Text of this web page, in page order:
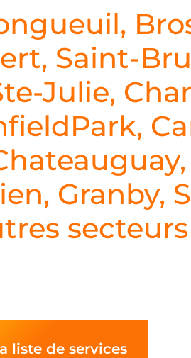
Saint-
Julie,
Granby,
liste de services